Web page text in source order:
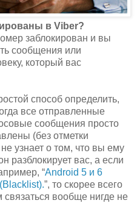
в Viber?
заблокирован и вы
сообщения или
который вас
способ определить,
все отправленные
сообщения просто
(без отметки
узнает о том, что вы ему
разблокирует вас, а если
“Android 5 и 6
”, то скорее всего
вообще нигде не